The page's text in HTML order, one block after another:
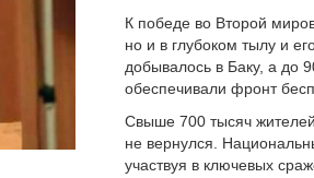
К победе во Второй
но и в глубоком тылу и
добывалось в Баку, а до
обеспечивали фронт
Свыше 700 тысяч
не вернулся.
участвуя в ключевых